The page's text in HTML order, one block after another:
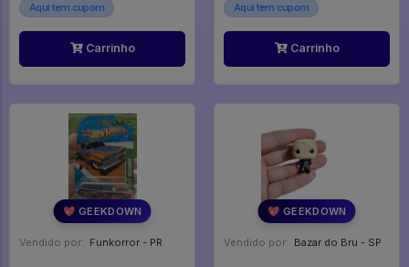
Aqui tem cupom
Carrinho
Aqui tem cupom
Carrinho
💖 GEEKDOWN
Vendido por: Funkorror - PR
💖 GEEKDOWN
Vendido por: Bazar do Bru - SP